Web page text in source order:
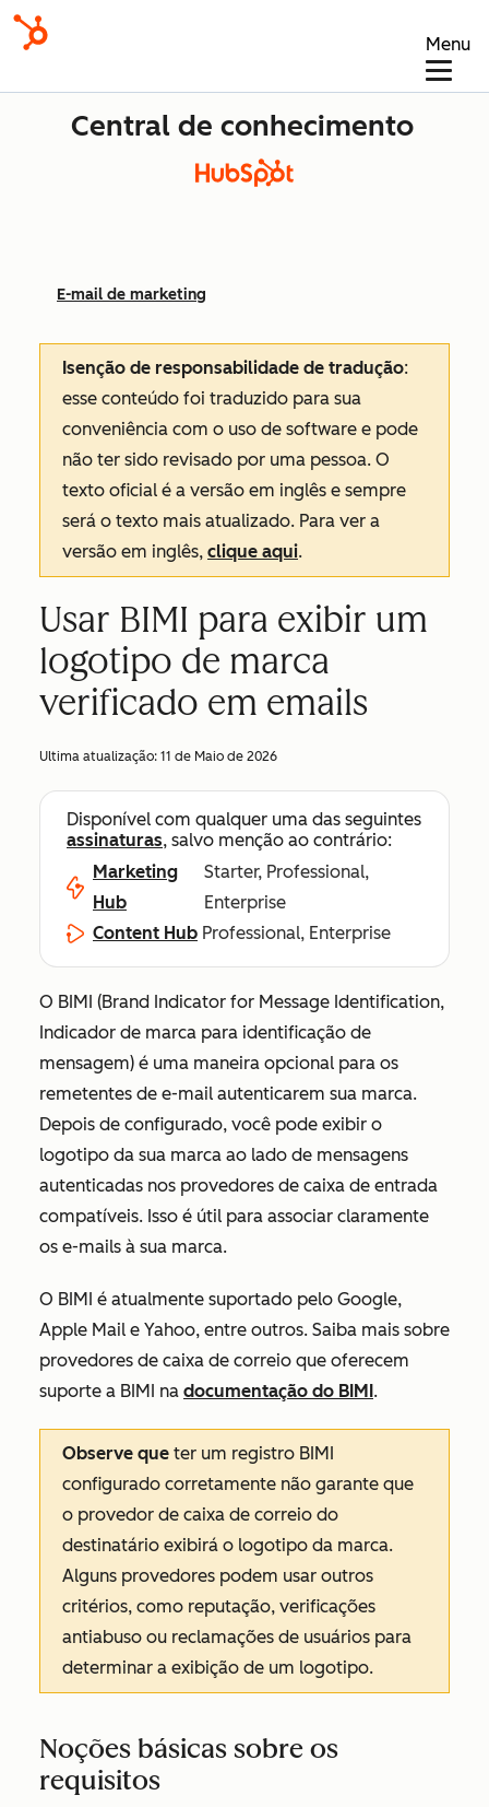
Menu
Central de conhecimento
E-mail de marketing
Isenção de responsabilidade de tradução:
esse conteúdo foi traduzido para sua
conveniência com o uso de software e pode
não ter sido revisado por uma pessoa. O
texto oficial é a versão em inglês e sempre
será o texto mais atualizado. Para ver a
versão em inglês, clique aqui.
Usar BIMI para exibir um
logotipo de marca
verificado em emails
Ultima atualização: 11 de Maio de 2026
Disponível com qualquer uma das seguintes
assinaturas, salvo menção ao contrário:
Marketing
Hub
Starter, Professional,
Enterprise
Content Hub Professional, Enterprise
O BIMI (Brand Indicator for Message Identification,
Indicador de marca para identificação de
mensagem) é uma maneira opcional para os
remetentes de e-mail autenticarem sua marca.
Depois de configurado, você pode exibir o
logotipo da sua marca ao lado de mensagens
autenticadas nos provedores de caixa de entrada
compatíveis. Isso é útil para associar claramente
os e-mails à sua marca.
O BIMI é atualmente suportado pelo Google,
Apple Mail e Yahoo, entre outros. Saiba mais sobre
provedores de caixa de correio que oferecem
suporte a BIMI na documentação do BIMI.
Observe que ter um registro BIMI
configurado corretamente não garante que
o provedor de caixa de correio do
destinatário exibirá o logotipo da marca.
Alguns provedores podem usar outros
critérios, como reputação, verificações
antiabuso ou reclamações de usuários para
determinar a exibição de um logotipo.
Noções básicas sobre os
requisitos